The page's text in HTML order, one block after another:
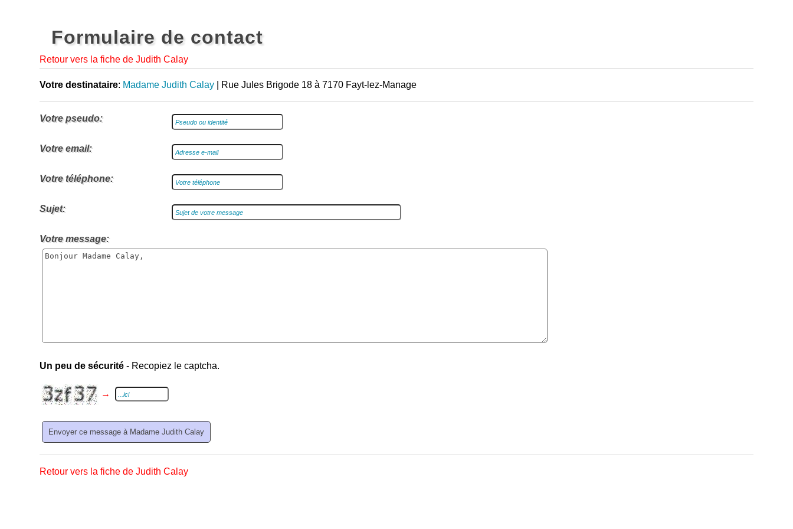
Formulaire de contact
Retour vers la fiche de Judith Calay
Votre destinataire: Madame Judith Calay | Rue Jules Brigode 18 à 7170 Fayt-lez-Manage
Votre pseudo:
Votre email:
Votre téléphone:
Sujet:
Votre message:
Un peu de sécurité - Recopiez le captcha.
→
Retour vers la fiche de Judith Calay